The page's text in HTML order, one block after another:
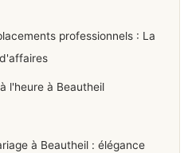
professionnels : La
l'heure à Beautheil
à Beautheil : élégance